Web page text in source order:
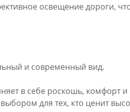
освещение дороги,
и современный вид.
в себе роскошь, комфорт
для тех, кто ценит